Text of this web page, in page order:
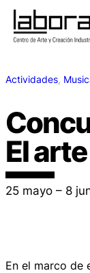
Actividades,
El
25 mayo – 8
En el marco de